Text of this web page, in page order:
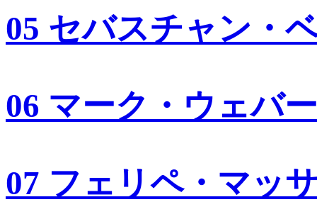
05 セバスチャン・
06 マーク・ウェバー
07 フェリペ・マッ